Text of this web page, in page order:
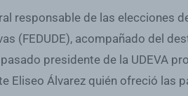
responsable de las elecciones
(FEDUDE), acompañado del
presidente de la UDEVA
Eliseo Álvarez quién ofreció las